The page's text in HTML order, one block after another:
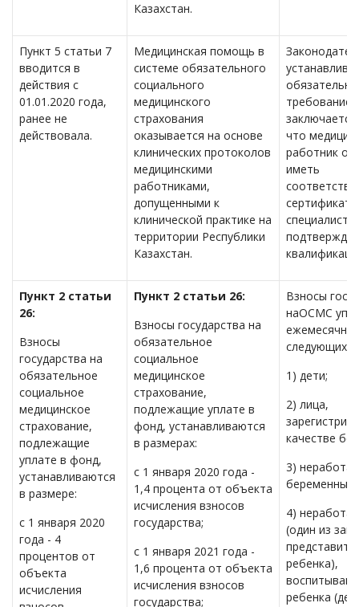
Казахстан.
Пункт 5 статьи 7
вводится в
действия с
01.01.2020 года,
ранее не
действовала.
Медицинская помощь в
системе обязательного
социального
медицинского
страхования
оказывается на основе
клинических протоколов
медицинскими
работниками,
допущенными к
клинической практике на
территории Республики
Казахстан.
что
работник
иметь
сертификат
Пункт 2 статьи
26:
Взносы
государства на
обязательное
социальное
медицинское
страхование,
подлежащие
уплате в фонд,
устанавливаются
в размере:
с 1 января 2020
года - 4
процентов от
объекта
исчисления
Пункт 2 статьи 26:
Взносы государства на
обязательное
социальное
медицинское
страхование,
подлежащие уплате в
фонд, устанавливаются
в размерах:
с 1 января 2020 года -
1,4 процента от объекта
исчисления взносов
государства;
с 1 января 2021 года -
1,6 процента от объекта
исчисления взносов
государства;
Взносы
наОСМС
ежемесячно,
следующих
1) дети;
2) лица,
качестве
3)
4)
(один из
ребенка),
ребенка